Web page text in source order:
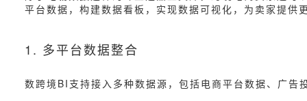
平台数据，构建数据看板，实现数据可视化，为卖家提供
1. 多平台数据整合
数跨境BI支持接入多种数据源，包括电商平台数据、广